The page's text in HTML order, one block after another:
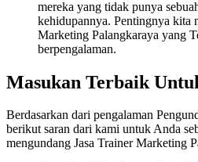
mereka yang tidak punya
kehidupannya. Pentingnya kita
Marketing Palangkaraya yang
berpengalaman.
Masukan Terbaik
Berdasarkan dari pengalaman
berikut saran dari kami untuk Anda
mengundang Jasa Trainer Marketing